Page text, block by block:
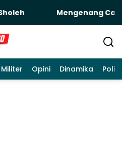
Mengenang Cak
Militer Opini Dinamika